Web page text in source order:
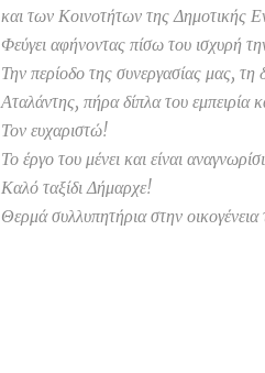
και των Κοινοτήτων της Δημοτικής
Φεύγει αφήνοντας πίσω του ισχυρή
Την περίοδο της συνεργασίας μας,
Αταλάντης, πήρα δίπλα του εμπειρία
Τον ευχαριστώ!
Το έργο του μένει και είναι
Καλό ταξίδι Δήμαρχε!
Θερμά συλλυπητήρια στην